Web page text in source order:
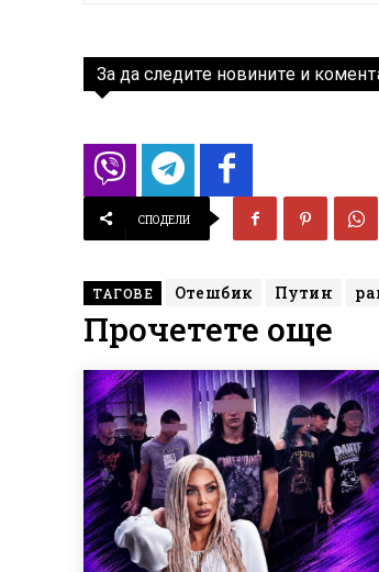
За да следите новините и
СПОДЕЛИ
ТАГОВЕ Отешбик Путин
Прочетете още